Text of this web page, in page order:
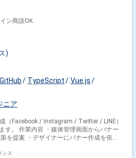
ン商談OK
)
GitHub TypeScript
Vue.js
ニア
（Facebook / Instagram / Twitter / LINE）
らバナー
を提案 ・デザイナーにバナー作成を依
ンス